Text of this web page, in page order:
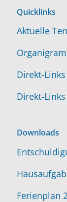
Quicklinks
Aktuelle
Direkt-
Direkt-
Downloads
Ferienplan